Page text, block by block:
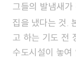
그들의 발냄새
집을 냈다는 것.
고 하는 기도 전
수도시설이 놓